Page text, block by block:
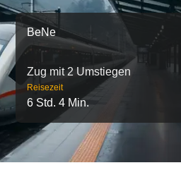
BeNe
Zug mit 2 Umstiegen
Reisezeit
6 Std. 4 Min.